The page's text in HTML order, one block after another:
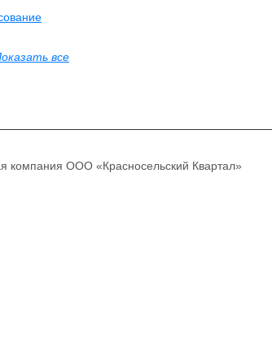
все
компания ООО «Красносельский Квартал»